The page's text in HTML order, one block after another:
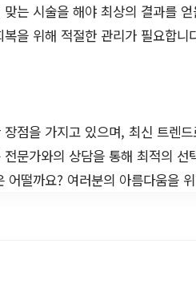
는 시술을 해야 최상의 결과를
을 위해 적절한 관리가 필요합니
점을 가지고 있으며, 최신 트렌
문가와의 상담을 통해 최적의
떨까요? 여러분의 아름다움을